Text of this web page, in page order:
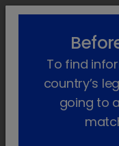
!-- Google Tag
Home Animali
Dermatiti Micotiche
Dermatite da
To find
country’s
going to